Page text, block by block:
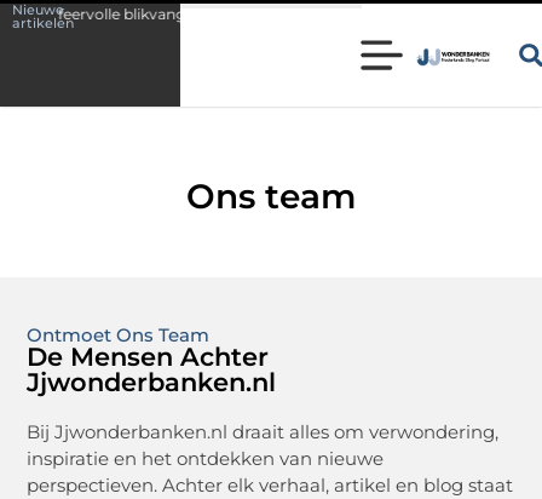
Nieuwe
artikelenblikvanger in huis
Ons team
Ontmoet Ons Team
De Mensen Achter
Jjwonderbanken.nl
Bij Jjwonderbanken.nl draait alles om verwondering,
inspiratie en het ontdekken van nieuwe
perspectieven. Achter elk verhaal, artikel en blog staat